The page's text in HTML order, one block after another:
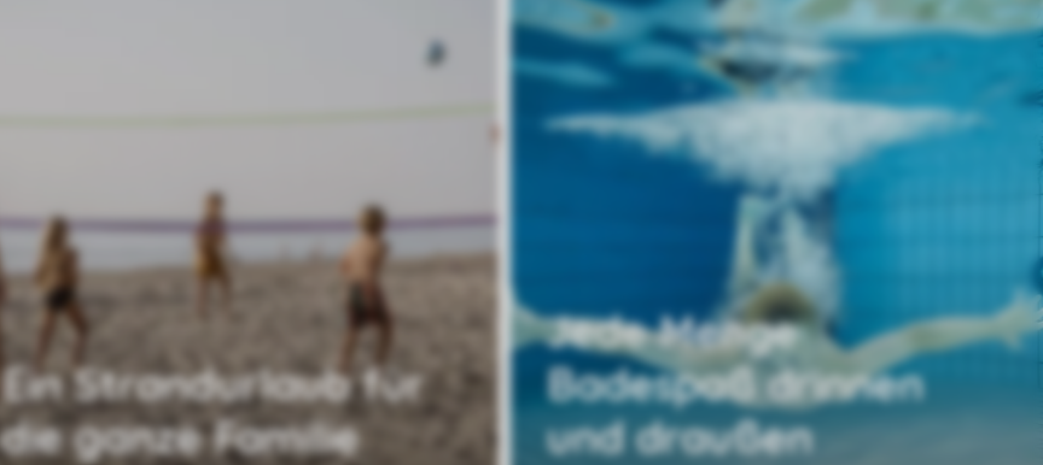
Ein Strandurlaub für
die ganze Familie
Jede Menge
Badespaß drinnen
und draußen